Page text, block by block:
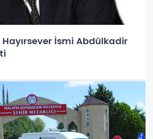
İsmi Abdülkadir